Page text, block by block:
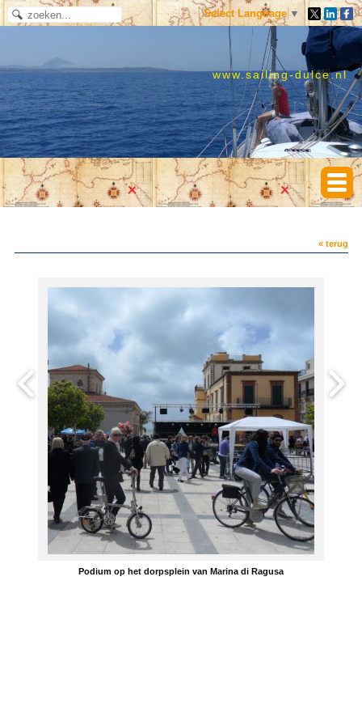
Select Language ▼
www.sailing-dulce.nl
« terug
Podium op het dorpsplein van Marina di Ragusa